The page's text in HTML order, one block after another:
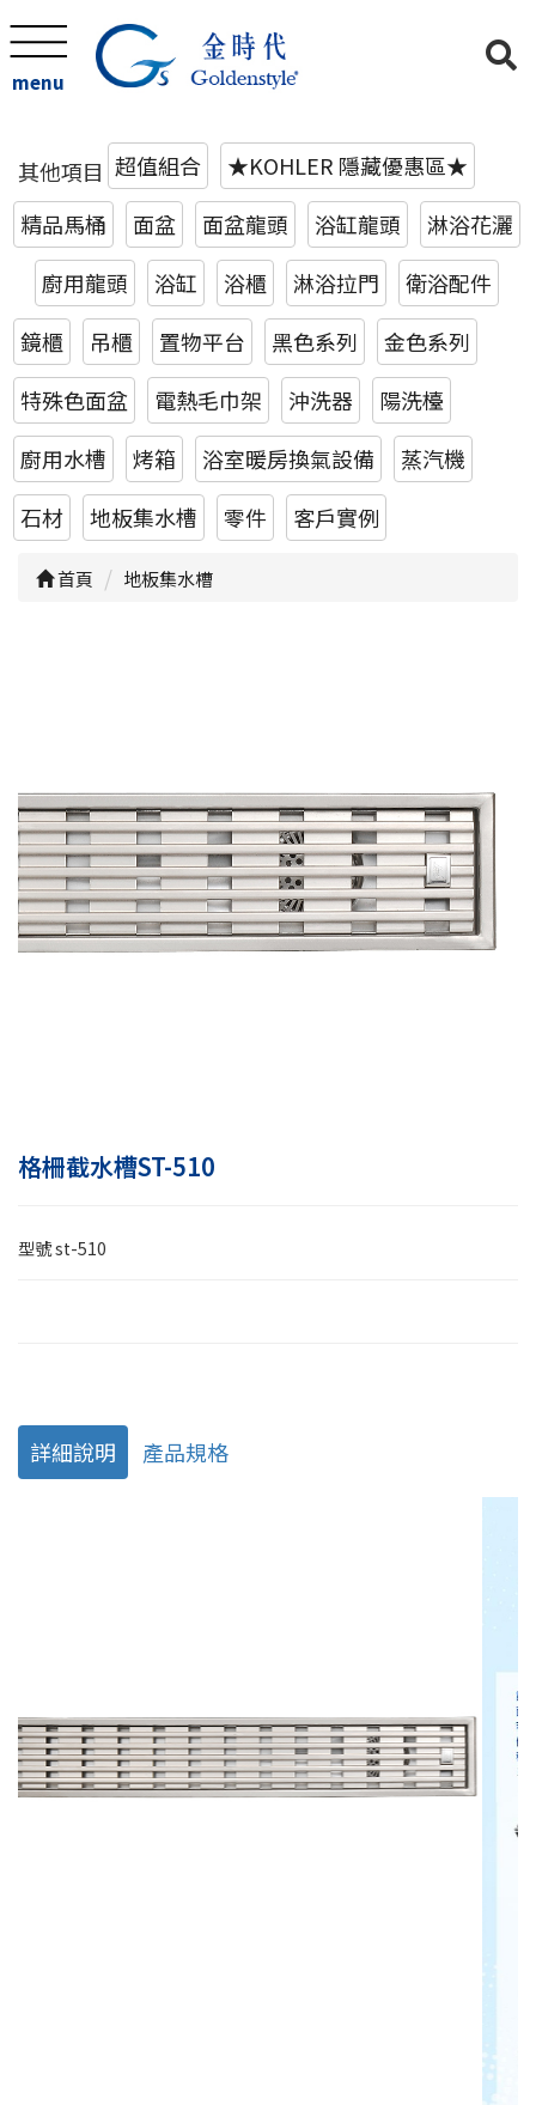
menu
其他項目 超值組合
★KOHLER 隱藏優惠區★
精品馬桶
面盆 面盆龍頭 浴缸龍頭
淋浴花灑
廚用龍頭
浴缸 浴櫃 淋浴拉門
衛浴配件
鏡櫃
吊櫃 置物平台 黑色系列
金色系列
特殊色面盆
電熱毛巾架 沖洗器
陽洗檯
廚用水槽
烤箱 浴室暖房換氣設備
蒸汽機
石材
地板集水槽 零件 客戶實例
首頁 地板集水槽
格柵截水槽ST-510
型號st-510
詳細說明 產品規格